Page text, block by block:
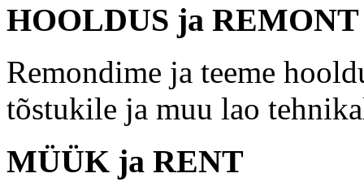
HOOLDUS ja REMONT
Remondime ja teeme
tõstukile ja muu lao
MÜÜK ja RENT